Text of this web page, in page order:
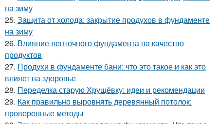
на зиму
25. Защита от холода: закрытие продухов в фундаменте
на зиму
26. Влияние ленточного фундамента на качество
продуктов
27. Продухи в фундаменте бани: что это такое и как это
влияет на здоровье
28. Переделка старую Хрущёвку: идеи и рекомендации
29. Как правильно выровнять деревянный потолок:
проверенные методы